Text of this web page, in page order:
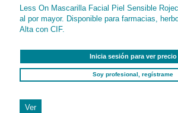
Less On Mascarilla Facial Piel Sensible
al por mayor. Disponible para farmacias,
Alta con CIF.
Inicia sesión para ver precio
Soy profesional, regístrame
Ver